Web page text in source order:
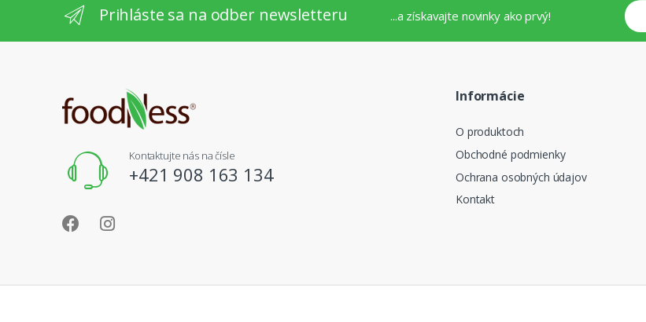
Prihláste sa na odber newsletteru ...a získavajte novinky ako prvý!
Kontaktujte nás na čísle
+421 908 163 134
Informácie
O produktoch
Obchodné podmienky
Ochrana osobných údajov
Kontakt